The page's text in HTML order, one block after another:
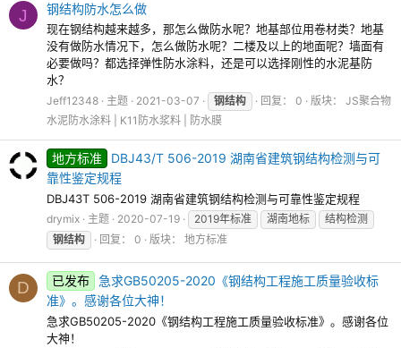
J 钢结构防水怎么做
现在钢结构越来越多，那怎么做防水呢？地基部位用卷材类？地基
没有做防水情况下，怎么做防水呢？二楼及以上的地面呢？墙面有
必要做吗？都选择弹性防水涂料，还是可以选择刚性的水泥基防
水？
Jeff12348 主题 2021-03-07 钢结构 回复： 0 版块： JS聚合物
水泥防水涂料 | K11防水浆料 | 防水膜
地方标准
DBJ43/T 506-2019 湖南省建筑钢结构检测与可
靠性鉴定规程
DBJ43T 506-2019 湖南省建筑钢结构检测与可靠性鉴定规程
drymix 主题 2020-07-19 2019年标准 湖南地标
结构检测
钢结构
回复： 0 版块： 地方标准
D 已发布
急求GB50205-2020《钢结构工程施工质量验收标
准》。感谢各位大神！
急求GB50205-2020《钢结构工程施工质量验收标准》。感谢各位
大神！